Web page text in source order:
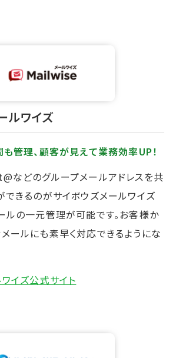
ルワイズ
も管理、顧客が見えて業務効率UP！
どのグループメールアドレスを共
できるのがサイボウズメールワイズ
ルの一元管理が可能です。お客様か
ールにも素早く対応できるようにな
イズ公式サイト